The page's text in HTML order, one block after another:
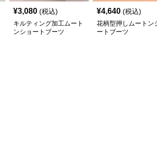
¥3,080 (税込)
キルティング加工ムート
ンショートブーツ
¥4,640 (税込)
花柄型押しムートン
ートブーツ